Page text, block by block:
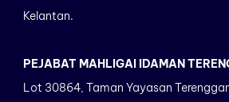
Kelantan.
PEJABAT MAHLIGAI IDAMAN
Lot 30864, Taman Yayasan